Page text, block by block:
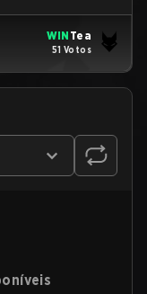
WIN Tea
51 Votos